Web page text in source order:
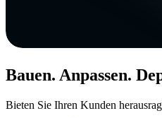
Bauen. Anpassen.
Bieten Sie Ihren Kunden